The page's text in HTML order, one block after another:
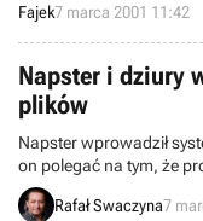
Fajek7 marca 2001 11:42
Napster i dziury
plików
Napster wprowadził
on polegać na tym, że
tytuł który jest objęty
do bazy blokuje dostęp
Rafał Swaczyna7